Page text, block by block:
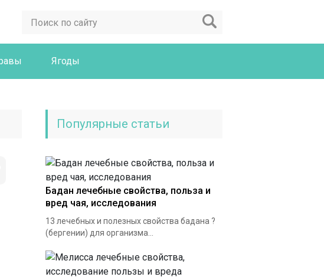
Ягоды
Популярные статьи
Бадан лечебные свойства, польза и
вред чая, исследования
13 лечебных и полезных свойства бадана ?
(бергении) для организма...